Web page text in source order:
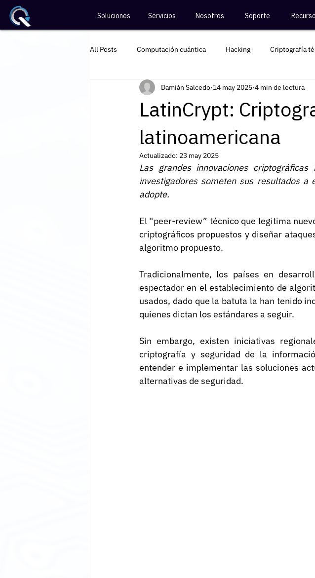
Soluciones Servicios Nosotros Soporte
All Posts Computación cuántica Hacking Criptografía
Divulgación de ciberseguridad Criptografía Colombia
LatinCrypt:
latinoamericana
Damián Salcedo 14 may 2025 4 min de lectura
Actualizado: 23 may 2025
Las grandes innovaciones
investigadores someten sus resultados
adopte.
El “peer-review” técnico que legitima
criptográficos propuestos y diseñar
algoritmo propuesto.
Tradicionalmente, los países en
espectador en el establecimiento de
usados, dado que la batuta la han tenido
quienes dictan los estándares a seguir.
Sin embargo, existen iniciativas
criptografía y seguridad de la
entender e implementar las soluciones
alternativas de seguridad.